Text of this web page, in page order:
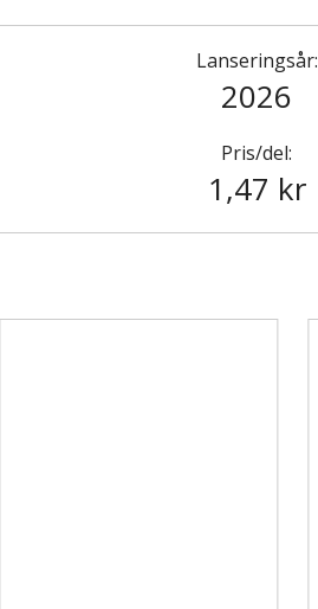
Lanseringsår:
2026
Pris/del:
1,47 kr